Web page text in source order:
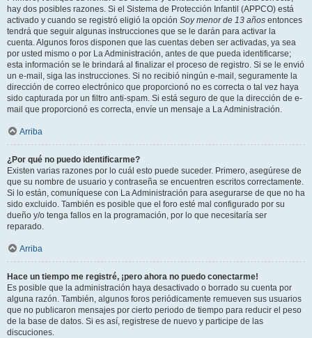
hay dos posibles razones. Si el Sistema de Protección Infantil (APPCO) está
activado y cuando se registró eligió la opción Soy menor de 13 años entonces
tendrá que seguir algunas instrucciones que se le darán para activar la
cuenta. Algunos foros disponen que las cuentas deben ser activadas, ya sea
por usted mismo o por La Administración, antes de que pueda identificarse;
esta información se le brindará al finalizar el proceso de registro. Si se le envió
un e-mail, siga las instrucciones. Si no recibió ningún e-mail, seguramente la
dirección de correo electrónico que proporcionó no es correcta o tal vez haya
sido capturada por un filtro anti-spam. Si está seguro de que la dirección de e-
mail que proporcionó es correcta, envíe un mensaje a La Administración.
Arriba
¿Por qué no puedo identificarme?
Existen varias razones por lo cuál esto puede suceder. Primero, asegúrese de
que su nombre de usuario y contraseña se encuentren escritos correctamente.
Si lo están, comuníquese con La Administración para asegurarse de que no ha
sido excluido. También es posible que el foro esté mal configurado por su
dueño y/o tenga fallos en la programación, por lo que necesitaría ser
reparado.
Arriba
Hace un tiempo me registré, ¡pero ahora no puedo conectarme!
Es posible que la administración haya desactivado o borrado su cuenta por
alguna razón. También, algunos foros periódicamente remueven sus usuarios
que no publicaron mensajes por cierto periodo de tiempo para reducir el peso
de la base de datos. Si es así, registrese de nuevo y participe de las
discuciones.